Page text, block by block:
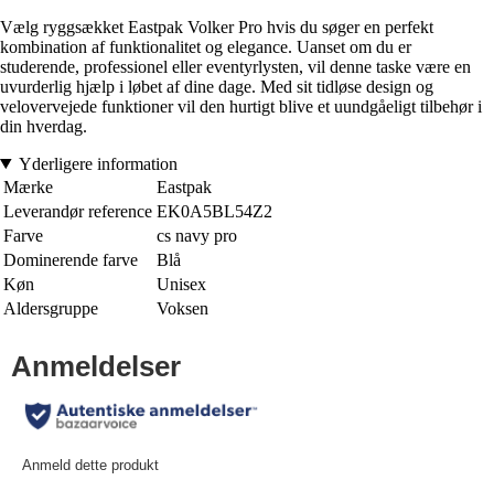
Vælg ryggsækket Eastpak Volker Pro hvis du søger en perfekt
kombination af funktionalitet og elegance. Uanset om du er
studerende, professionel eller eventyrlysten, vil denne taske være en
uvurderlig hjælp i løbet af dine dage. Med sit tidløse design og
velovervejede funktioner vil den hurtigt blive et uundgåeligt tilbehør i
din hverdag.
Yderligere information
Mærke
Eastpak
Leverandør reference EK0A5BL54Z2
Farve
cs navy pro
Dominerende farve
Blå
Køn
Unisex
Aldersgruppe
Voksen